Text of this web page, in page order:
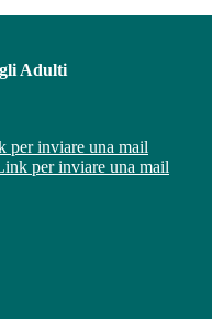
Adulti
per inviare una mail
per inviare una mail